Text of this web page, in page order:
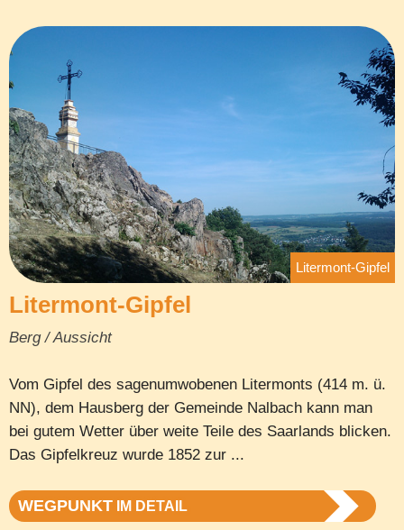
Litermont-Gipfel
Litermont-Gipfel
Berg / Aussicht
Vom Gipfel des sagenumwobenen Litermonts (414 m. ü.
NN), dem Hausberg der Gemeinde Nalbach kann man
bei gutem Wetter über weite Teile des Saarlands blicken.
Das Gipfelkreuz wurde 1852 zur ...
WEGPUNKT IM DETAIL